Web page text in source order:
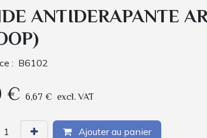
ANTIDERAPANTE
: B6102
€ 6,67 € excl. VAT
Ajouter au panier